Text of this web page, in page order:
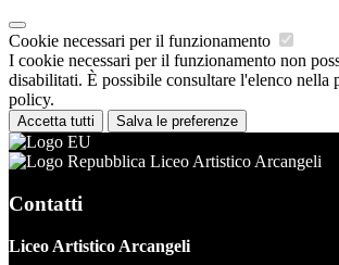
Cookie necessari per il funzionamento
I cookie necessari per il funzionamento non
disabilitati. È possibile consultare l'elenco nella
policy.
Accetta tutti Salva le preferenze
Liceo Artistico Arcangeli
Contatti
Liceo Artistico Arcangeli